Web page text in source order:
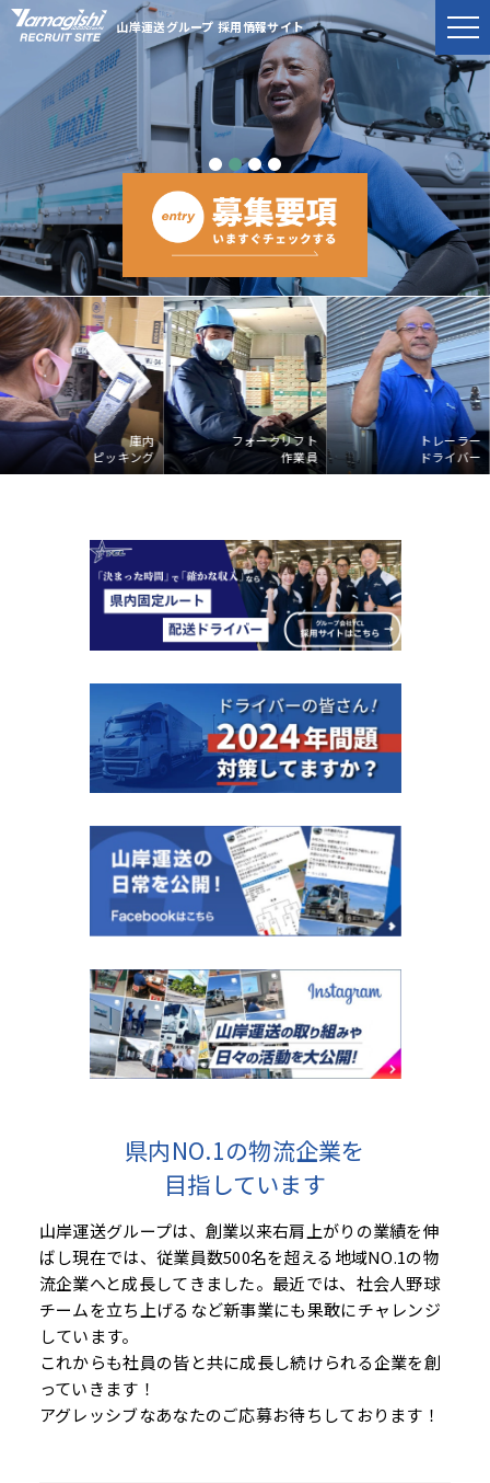
山岸運送グループ 採用情報サイト
庫内
ピッキング
フォークリフト
作業員
トレーラー
ドライバー
県内NO.1の物流企業を
目指しています
山岸運送グループは、創業以来右肩上がりの業績を伸
ばし現在では、従業員数500名を超える地域NO.1の物
流企業へと成長してきました。最近では、社会人野球
チームを立ち上げるなど新事業にも果敢にチャレンジ
しています。
これからも社員の皆と共に成長し続けられる企業を創
っていきます！
アグレッシブなあなたのご応募お待ちしております！